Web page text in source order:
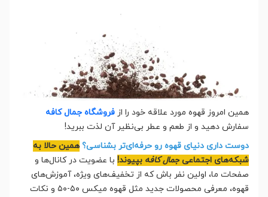
همین امروز قهوه مورد علاقه خود را از فروشگاه جمال کافه
سفارش دهید و از طعم و عطر بی‌نظیر آن لذت ببرید!
دوست داری دنیای قهوه رو حرفه‌ای‌تر بشناسی؟ همین حالا به
شبکه‌های اجتماعی جمال کافه بپیوند! با عضویت در کانال‌ها و
صفحات ما، اولین نفر باش که از تخفیف‌های ویژه، آموزش‌های
قهوه، معرفی محصولات جدید مثل قهوه میکس ۵۰-۵۰ و نکات